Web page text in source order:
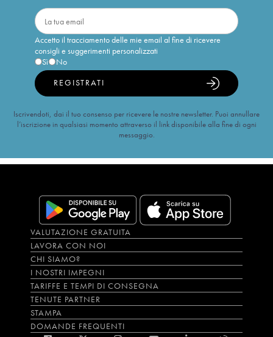
Accetto il tracciamento delle mie email al fine di ricevere
consigli e suggerimenti personalizzati
Sì
No
REGISTRATI
Iscrivendoti, dai il tuo consenso per ricevere le nostre newsletter. Puoi annullare
l’iscrizione in qualsiasi momento attraverso il link disponibile alla fine di ogni
messaggio.
VALUTAZIONE GRATUITA
LAVORA CON NOI
CHI SIAMO?
I NOSTRI IMPEGNI
TARIFFE E TEMPI DI CONSEGNA
TENUTE PARTNER
STAMPA
DOMANDE FREQUENTI